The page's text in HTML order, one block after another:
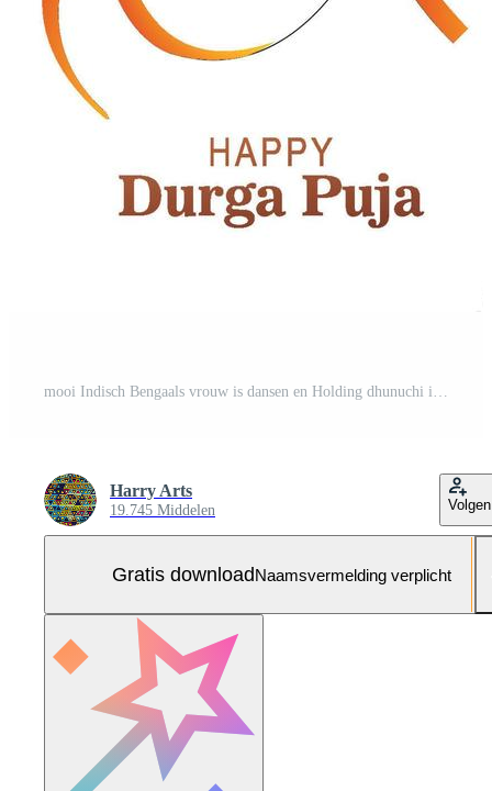
mooi Indisch Bengaals vrouw is dansen en Holding dhunuchi in beide handen achtergrond Gratis Vector en Gratis SVG
Harry Arts
19.745 Middelen Volgen
Gratis downloadNaamsvermelding verplicht